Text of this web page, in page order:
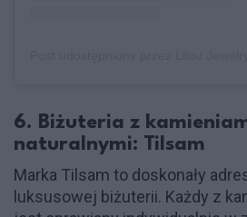
6. Biżuteria z
naturalnymi: Tilsam
Marka Tilsam to doskonały
luksusowej biżuterii. Każdy z